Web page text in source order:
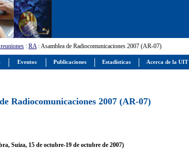
: RA: Asamblea de Radiocomunicaciones 2007 (AR-07)
Radiocomunicaciones 2007 (AR-07)
Suiza, 15 de octubre-19 de octubre de 2007)
Eventos Publicaciones Estadísticas Acerca de la UIT